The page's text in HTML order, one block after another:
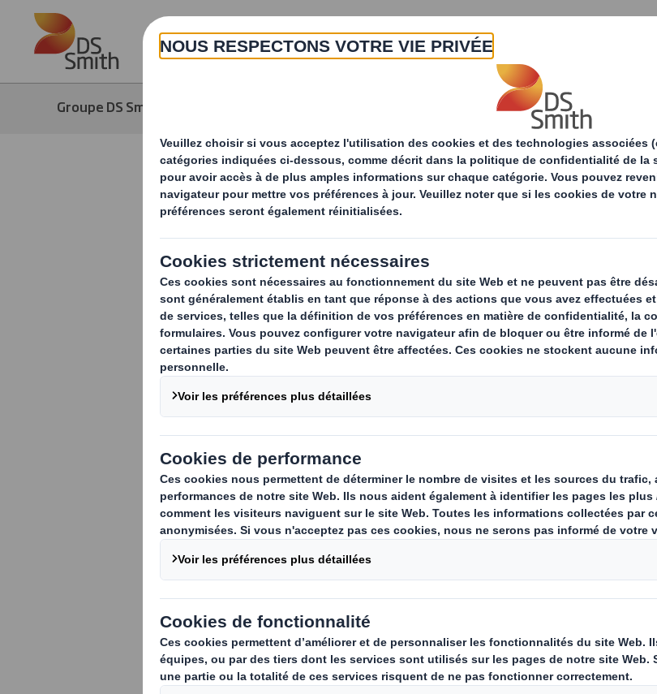
Skip to main content
A propos Produits & Services
Groupe DS Smith DS Smith est partenaire de la
DS Smith est partenaire
GoodPlanet
Dans le cadre de sa stratégie de développement durable
faveur de l’environnement et de l’éducation, DS Smith
partenaire de laFondation GoodPlanetpour une durée